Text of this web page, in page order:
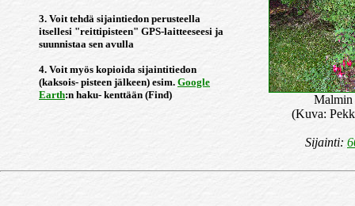
3. Voit tehdä sijaintiedon perusteella
itsellesi "reittipisteen" GPS-laitteeseesi ja
suunnistaa sen avulla
4. Voit myös kopioida sijaintitiedon
(kaksois- pisteen jälkeen) esim. Google
Earth:n haku- kenttään (Find)
Malmin
(Kuva:
Sijainti: